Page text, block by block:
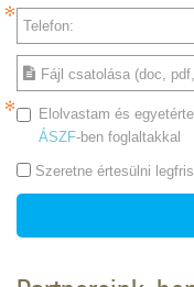
Telefon:
Fájl csatolása (doc,
Elolvastam és
ÁSZF-ben foglaltakkal
Szeretne értesülni